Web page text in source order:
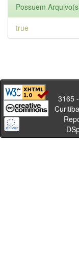
Possuem
true
Av.
3165